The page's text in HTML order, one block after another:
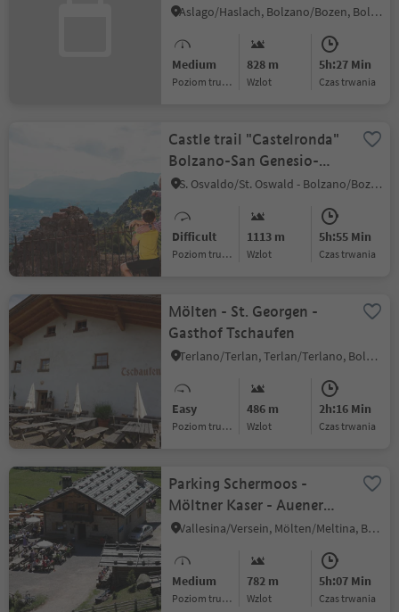
beyond!
Aslago/Haslach, Bolzano/Bozen, Bolzano/Bozen and environs
Medium
Poziom trudności
828 m
Wzlot
5h:27 Min
czas trwania
Castle trail "Castelronda"
Bolzano-San Genesio-
Terlano
S. Osvaldo/St. Oswald - Bolzano/Bozen, Bolzano/Bozen, Bolzano/Bozen and environs
Difficult
Poziom trudności
1113 m
Wzlot
5h:55 Min
czas trwania
Mölten - St. Georgen -
Gasthof Tschaufen
Terlano/Terlan, Terlan/Terlano, Bolzano/Bozen and environs
Easy
Poziom trudności
486 m
Wzlot
2h:16 Min
czas trwania
Parking Schermoos -
Möltner Kaser - Auener
Joch - Kreuzjoch
Vallesina/Versein, Mölten/Meltina, Bolzano/Bozen and environs
Medium
Poziom trudności
782 m
Wzlot
5h:07 Min
czas trwania